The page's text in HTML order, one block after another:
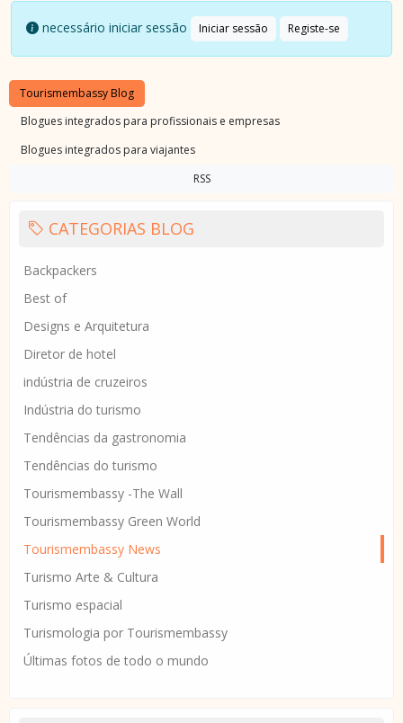
necessário iniciar sessão Iniciar sessão Registe-se
Tourismembassy Blog
Blogues integrados para profissionais e empresas
Blogues integrados para viajantes
RSS
CATEGORIAS BLOG
Backpackers
Best of
Designs e Arquitetura
Diretor de hotel
indústria de cruzeiros
Indústria do turismo
Tendências da gastronomia
Tendências do turismo
Tourismembassy -The Wall
Tourismembassy Green World
Tourismembassy News
Turismo Arte & Cultura
Turismo espacial
Turismologia por Tourismembassy
Últimas fotos de todo o mundo